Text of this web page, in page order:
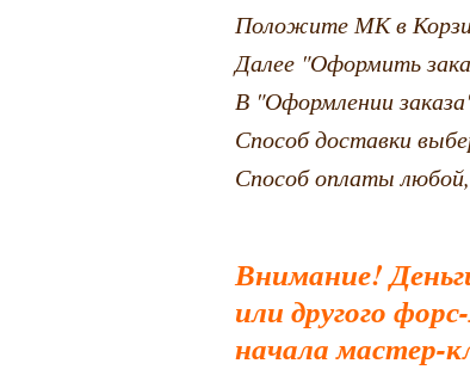
Положите МК в
Далее "Оформить
В "Оформлении
Способ доставки
Способ оплаты
Внимание!
или другого
начала мастер-